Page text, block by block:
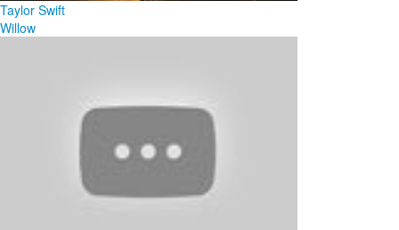
Taylor Swift
Willow